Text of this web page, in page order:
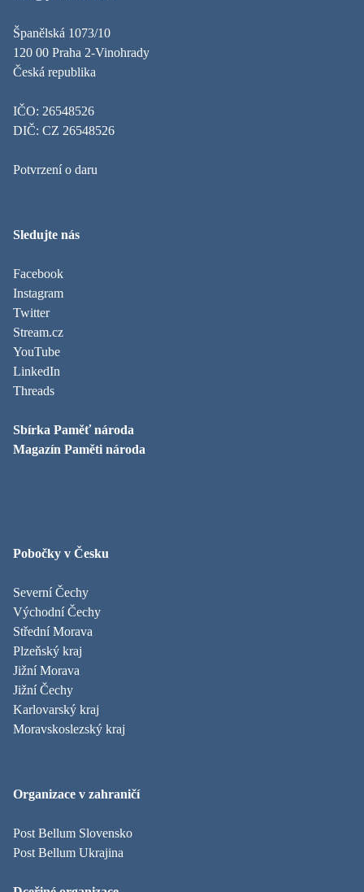
Španělská 1073/10
120 00 Praha 2-Vinohrady
Česká republika
IČO: 26548526
DIČ: CZ 26548526
Potvrzení o daru
Sledujte nás
Facebook
Instagram
Twitter
Stream.cz
YouTube
LinkedIn
Threads
Sbírka Paměť národa
Magazín Paměti národa
Pobočky v Česku
Severní Čechy
Východní Čechy
Střední Morava
Plzeňský kraj
Jižní Morava
Jižní Čechy
Karlovarský kraj
Moravskoslezský kraj
Organizace v zahraničí
Post Bellum Slovensko
Post Bellum Ukrajina